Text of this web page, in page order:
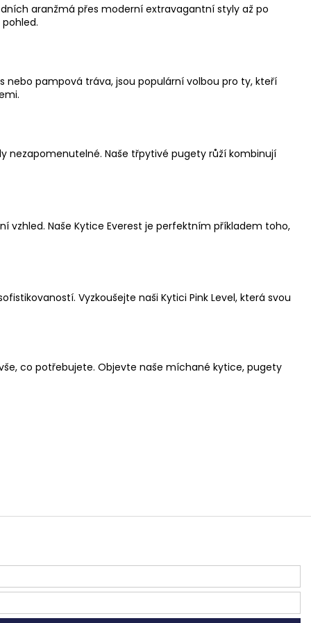
aranžmá přes moderní extravagantní styly až po
nebo pampová tráva, jsou populární volbou pro ty, kteří
nezapomenutelné. Naše třpytivé pugety růží kombinují
vzhled. Naše Kytice Everest je perfektním příkladem toho,
Vyzkoušejte naši Kytici Pink Level, která svou
co potřebujete. Objevte naše míchané kytice, pugety